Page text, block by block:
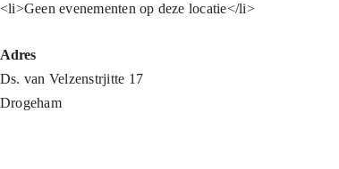
<li>Geen evenementen op deze locatie</li>
Adres
Ds. van Velzenstrjitte 17
Drogeham